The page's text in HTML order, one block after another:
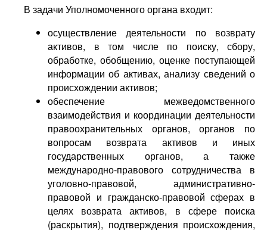
В задачи Уполномоченного органа входит:
осуществление деятельности по возврату
активов, в том числе по поиску, сбору,
обработке, обобщению, оценке поступающей
информации об активах, анализу сведений о
происхождении активов;
обеспечение межведомственного
взаимодействия и координации деятельности
правоохранительных органов, органов по
вопросам возврата активов и иных
государственных органов, а также
международно-правового сотрудничества в
уголовно-правовой, административно-
правовой и гражданско-правовой сферах в
целях возврата активов, в сфере поиска
(раскрытия), подтверждения происхождения,